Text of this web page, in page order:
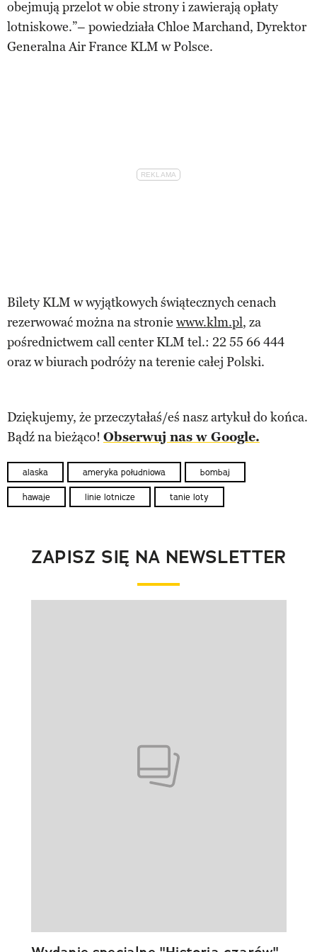
obejmują przelot w obie strony i zawierają opłaty
lotniskowe.”– powiedziała Chloe Marchand, Dyrektor
Generalna Air France KLM w Polsce.
Bilety KLM w wyjątkowych świątecznych cenach
rezerwować można na stronie www.klm.pl, za
pośrednictwem call center KLM tel.: 22 55 66 444
oraz w biurach podróży na terenie całej Polski.
Dziękujemy, że przeczytałaś/eś nasz artykuł do końca.
Bądź na bieżąco! Obserwuj nas w Google.
alaska ameryka południowa bombaj
hawaje linie lotnicze tanie loty
ZAPISZ SIĘ NA NEWSLETTER